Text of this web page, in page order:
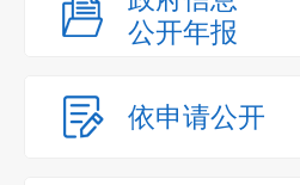
公开年报
依申请公开